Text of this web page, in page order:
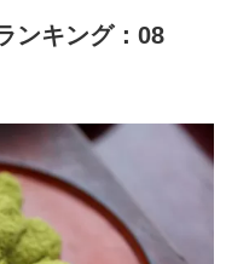
ンキング：08